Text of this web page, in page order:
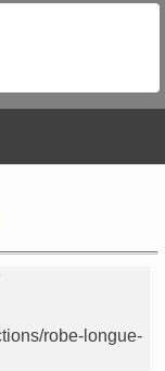
robe-longue-